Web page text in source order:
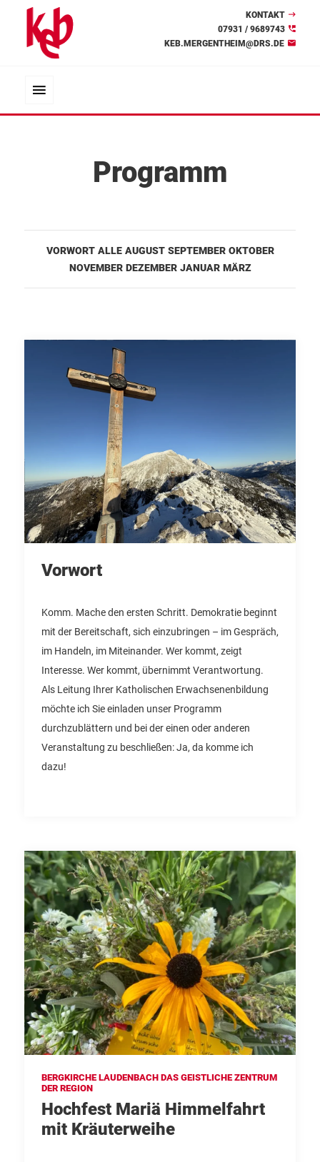
KONTAKT
07931 / 9689743
KEB.MERGENTHEIM@DRS.DE
Programm
VORWORT ALLE AUGUST SEPTEMBER OKTOBER
NOVEMBER DEZEMBER JANUAR MÄRZ
Vorwort
Komm. Mache den ersten Schritt. Demokratie beginnt
mit der Bereitschaft, sich einzubringen – im Gespräch,
im Handeln, im Miteinander. Wer kommt, zeigt
Interesse. Wer kommt, übernimmt Verantwortung.
Als Leitung Ihrer Katholischen Erwachsenenbildung
möchte ich Sie einladen unser Programm
durchzublättern und bei der einen oder anderen
Veranstaltung zu beschließen: Ja, da komme ich
dazu!
BERGKIRCHE LAUDENBACH DAS GEISTLICHE ZENTRUM
DER REGION
Hochfest Mariä Himmelfahrt
mit Kräuterweihe